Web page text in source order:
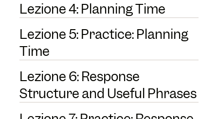
Lezione 4: Planning Time
Lezione 5: Practice: Planning
Time
Lezione 6: Response
Structure and Useful Phrases